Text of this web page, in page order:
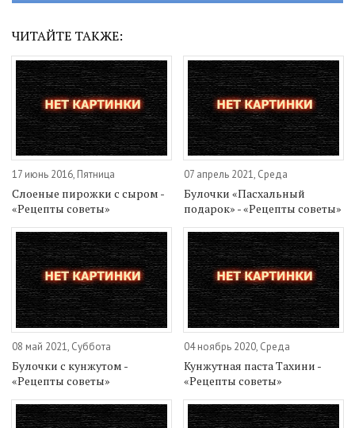
ЧИТАЙТЕ ТАКЖЕ:
17 июнь 2016, Пятница
Слоеные пирожки с сыром -
«Рецепты советы»
07 апрель 2021, Среда
Булочки «Пасхальный
подарок» - «Рецепты советы»
08 май 2021, Суббота
Булочки с кунжутом -
«Рецепты советы»
04 ноябрь 2020, Среда
Кунжутная паста Тахини -
«Рецепты советы»